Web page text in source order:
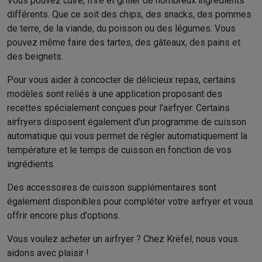
Reconditionné
Smartphones reconditionnésTablettes reconditionnés
Ménage
Machines à laver avec des éco-chèques
Petits appareils de cuisine
Petits appareils de cuisine avec des éco-chèques
Grands appareils de cuisine
Lave-vaisselle avec des éco-chèques Réfrigerateurs avec
Climatiseurs
Climatiseurs avec des éco-chèques
TV & audio
Multimédie & téléphonie
Smartphones avec des éco-chequesTablettes avec des éco-
En route
Initiatives écologiques
Impact Économies d'énergie
différents. Que ce soit des chips, des snacks, des pommes
de terre, de la viande, du poisson ou des légumes. Vous
pouvez même faire des tartes, des gâteaux, des pains et
des beignets.
Pour vous aider à concocter de délicieux repas, certains
modèles sont reliés à une application proposant des
recettes spécialement conçues pour l'airfryer. Certains
airfryers disposent également d'un programme de cuisson
automatique qui vous permet de régler automatiquement la
température et le temps de cuisson en fonction de vos
ingrédients.
Des accessoires de cuisson supplémentaires sont
également disponibles pour compléter votre airfryer et vous
offrir encore plus d'options.
Vous voulez acheter un airfryer ? Chez Krëfel, nous vous
aidons avec plaisir !